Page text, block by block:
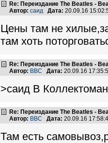
Re: Переиздание The Beatles -
Автор: саид Дата: 20.09.16
Цены там не
там хоть
Re: Переиздание The Beatles -
Автор: BBC Дата: 20.09.16
>саид В
Re: Переиздание The Beatles -
Автор: BBC Дата: 20.09.16
Там есть